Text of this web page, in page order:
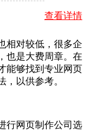
查看详情
相对较低，很多企
也是大费周章。在
能够找到专业网页
以供参考。
行网页制作公司选